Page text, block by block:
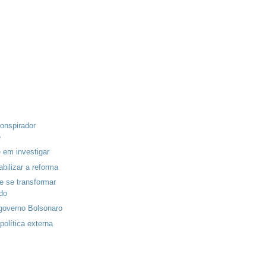
em investigar
a reforma
se transformar
Bolsonaro
externa